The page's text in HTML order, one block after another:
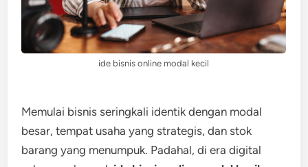
ide bisnis online modal kecil
Memulai bisnis seringkali identik dengan modal
besar, tempat usaha yang strategis, dan stok
barang yang menumpuk. Padahal, di era digital